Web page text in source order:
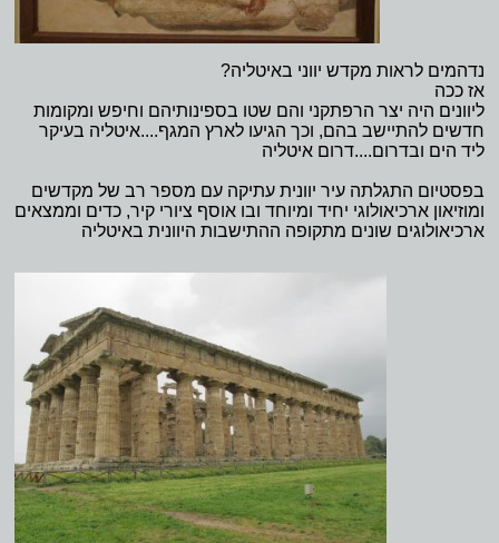
נדהמים לראות מקדש יווני באיטליה?
אז ככה
ליוונים היה יצר הרפתקני והם שטו בספינותיהם וחיפש ומקומות
חדשים להתיישב בהם, וכך הגיעו לארץ המגף....איטליה בעיקר
ליד הים ובדרום....דרום איטליה
בפסטיום התגלתה עיר יוונית עתיקה עם מספר רב של מקדשים
ומוזיאון ארכיאולוגי יחיד ומיוחד ובו אוסף ציורי קיר, כדים וממצאים
ארכיאולוגים שונים מתקופה ההתישבות היוונית באיטליה